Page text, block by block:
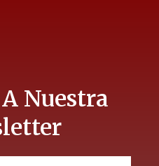
Nuestra